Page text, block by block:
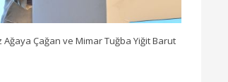
Ağaya Çağan ve Mimar Tuğba Yiğit Barut